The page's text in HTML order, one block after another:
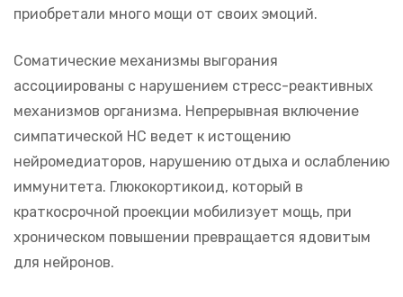
приобретали много мощи от своих эмоций.
Соматические механизмы выгорания
ассоциированы с нарушением стресс-реактивных
механизмов организма. Непрерывная включение
симпатической НС ведет к истощению
нейромедиаторов, нарушению отдыха и ослаблению
иммунитета. Глюкокортикоид, который в
краткосрочной проекции мобилизует мощь, при
хроническом повышении превращается ядовитым
для нейронов.